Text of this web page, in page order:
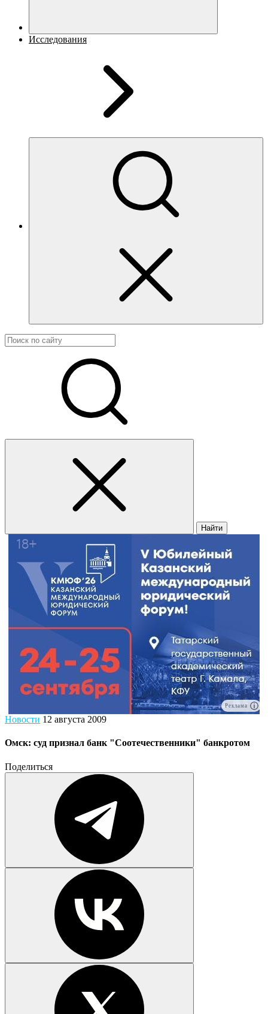
Исследования
Найти
Реклама
Новости 12 августа 2009
Омск: суд признал банк "Соотечественники" банкротом
Поделиться